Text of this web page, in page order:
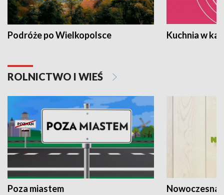
Podróże po Wielkopolsce Kuchnia w
ROLNICTWO I WIEŚ
Poza miastem Nowoczesna